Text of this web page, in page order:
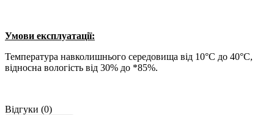
Умови експлуатації:
Температура навколишнього середовища від 10°С до 40°С,
відносна вологість від 30% до *85%.
Відгуки (0)